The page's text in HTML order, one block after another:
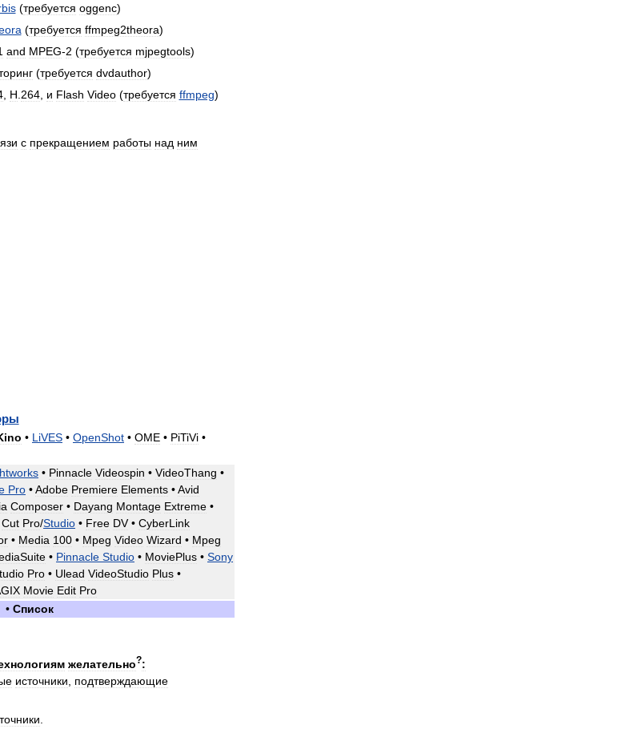
(требуется oggenc)
(требуется ffmpeg2theora)
and MPEG-2 (требуется mjpegtools)
(требуется dvdauthor)
, H 264, и Flash Video(требуется ffmpeg)
с прекращением работы над ним
• LiVES • OpenShot • OME • PiTiVi •
• Pinnacle Videospin • VideoThang •
Pro •Adobe Premiere Elements •Avid
Composer • Dayang Montage Extreme •
Cut Pro/Studio • Free DV• CyberLink
• Media 100 • Mpeg Video Wizard • Mpeg
• Pinnacle Studio • MoviePlus • Sony
Pro • Ulead VideoStudio Plus •
Movie Edit Pro
Список
желательно?:
источники
подтверждающие